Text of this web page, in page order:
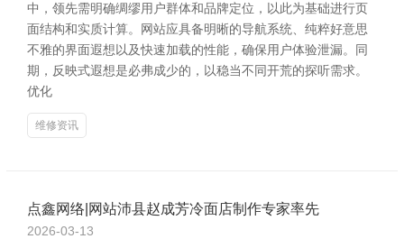
中，领先需明确绸缪用户群体和品牌定位，以此为基础进行页
面结构和实质计算。网站应具备明晰的导航系统、纯粹好意思
不雅的界面遐想以及快速加载的性能，确保用户体验泄漏。同
期，反映式遐想是必弗成少的，以稳当不同开荒的探听需求。
优化
维修资讯
点鑫网络|网站沛县赵成芳冷面店制作专家率先
2026-03-13